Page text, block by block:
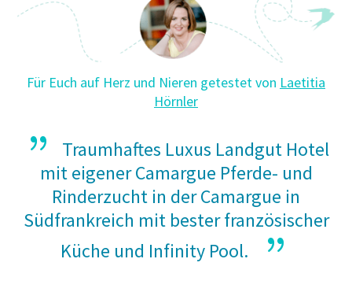
Für Euch auf Herz und Nieren getestet von Laetitia
Hörnler
Traumhaftes Luxus Landgut Hotel
mit eigener Camargue Pferde- und
Rinderzucht in der Camargue in
Südfrankreich mit bester französischer
Küche und Infinity Pool.